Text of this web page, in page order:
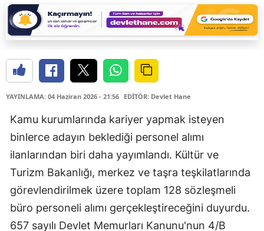
YAYINLAMA: 04 Haziran 2026 - 21:56 EDİTÖR: Devlet Hane
Kamu kurumlarında kariyer yapmak isteyen
binlerce adayın beklediği personel alımı
ilanlarından biri daha yayımlandı. Kültür ve
Turizm Bakanlığı, merkez ve taşra teşkilatlarında
görevlendirilmek üzere toplam 128 sözleşmeli
büro personeli alımı gerçekleştireceğini duyurdu.
657 sayılı Devlet Memurları Kanunu'nun 4/B